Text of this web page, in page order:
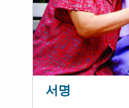
서명